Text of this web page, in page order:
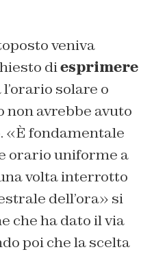
veniva
diesprimere
solare o
non avrebbe avuto
«È fondamentale
orario uniforme a
volta interrotto
dell’ora» si
che ha dato il via
poi che la scelta